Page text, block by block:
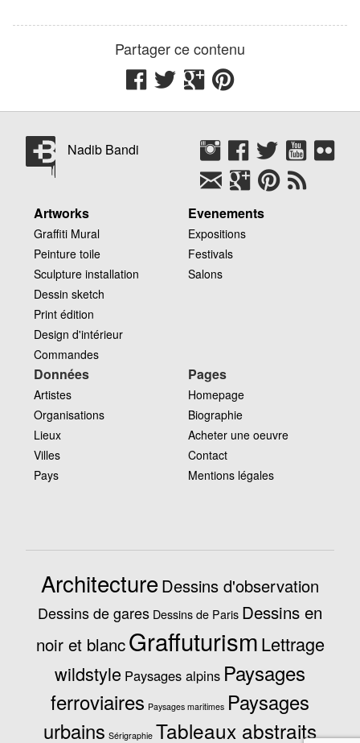
The Ritz-Carlton
Gate Village, Difc, off
Sheikh Zayed Road
Dubai Emirats Arabes Unis
Partager ce contenu
Nadib Bandi
Artworks
Graffiti Mural
Peinture toile
Sculpture installation
Dessin sketch
Print édition
Design d'intérieur
Commandes
Evenements
Expositions
Festivals
Salons
Données
Artistes
Organisations
Lieux
Villes
Pays
Pages
Homepage
Biographie
Acheter une oeuvre
Contact
Mentions légales
ArchitectureDessins d'observation
Dessins de gares Dessins de Paris Dessins en
noir et blancGraffuturismLettrage
wildstyle Paysages alpins Paysages
ferroviaires Paysages maritimes Paysages
urbains Sérigraphie Tableaux abstraits